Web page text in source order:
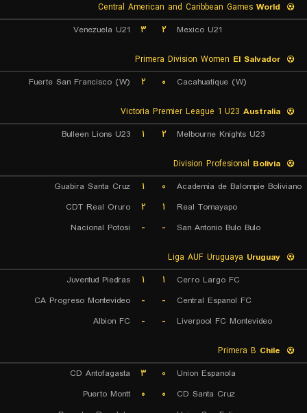
World
Mexico U21
۲ ۳ Venezuela U21
El Salvador
Cacahuatique (W)
۰ ۲ Fuerte San Francisco (W)
Australia
Melbourne Knights U23
۲ ۱ Bulleen Lions U23
Bolivia
Academia de Balompie Boliviano
۰ ۱
Guabira Santa Cruz
Real Tomayapo
۱ ۲
CDT Real Oruro
San Antonio Bulo Bulo
-
-
Nacional Potosi
Uruguay
Cerro Largo FC
۱ ۱
Juventud Piedras
Central Espanol FC
-
-
CA Progreso Montevideo
Liverpool FC Montevideo
-
-
Albion FC
Chile
Union Espanola
۰ ۳
CD Antofagasta
CD Santa Cruz
۰ ۰
Puerto Montt